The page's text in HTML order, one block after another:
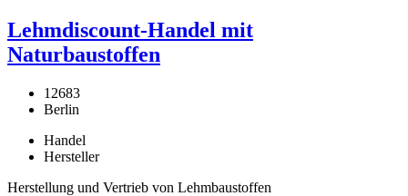
Lehmdiscount-Handel mit
Naturbaustoffen
12683
Berlin
Handel
Hersteller
Herstellung und Vertrieb von Lehmbaustoffen